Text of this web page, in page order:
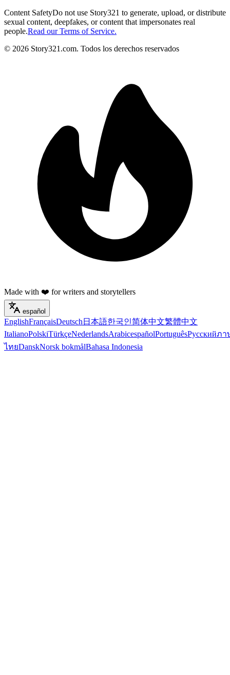
Content SafetyDo not use Story321 to generate, upload, or distribute
sexual content, deepfakes, or content that impersonates real
people.Read our Terms of Service.
© 2026 Story321.com. Todos los derechos reservados
Made with ❤️ for writers and storytellers
español
EnglishFrançaisDeutsch 日本語한국인简体中文繁體中文
ItalianoPolskiTürkçeNederlandsArabicespañolPortuguêsРусскийภา
ไทยDanskNorsk bokmålBahasa Indonesia